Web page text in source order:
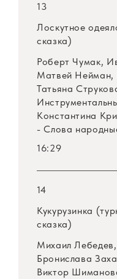
13
Лоскутное
сказка)
Роберт Чумак,
Матвей Нейман,
Татьяна
Константина
- Слова
16:29
14
Кукурузинка
сказка)
Михаил
Бронислава
Виктор